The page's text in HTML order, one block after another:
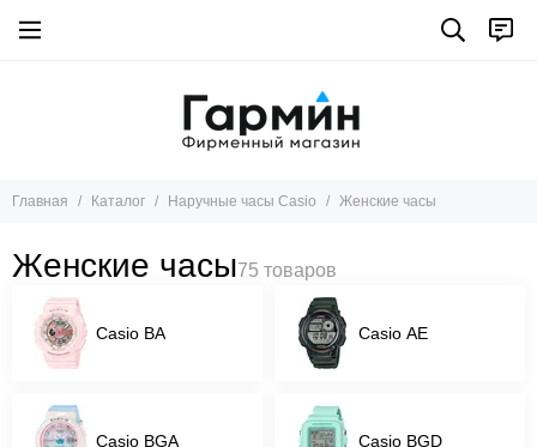
Главная Каталог Наручные часы Casio Женские часы
Женские часы
Casio BA Casio AE
Casio BGA Casio BGD